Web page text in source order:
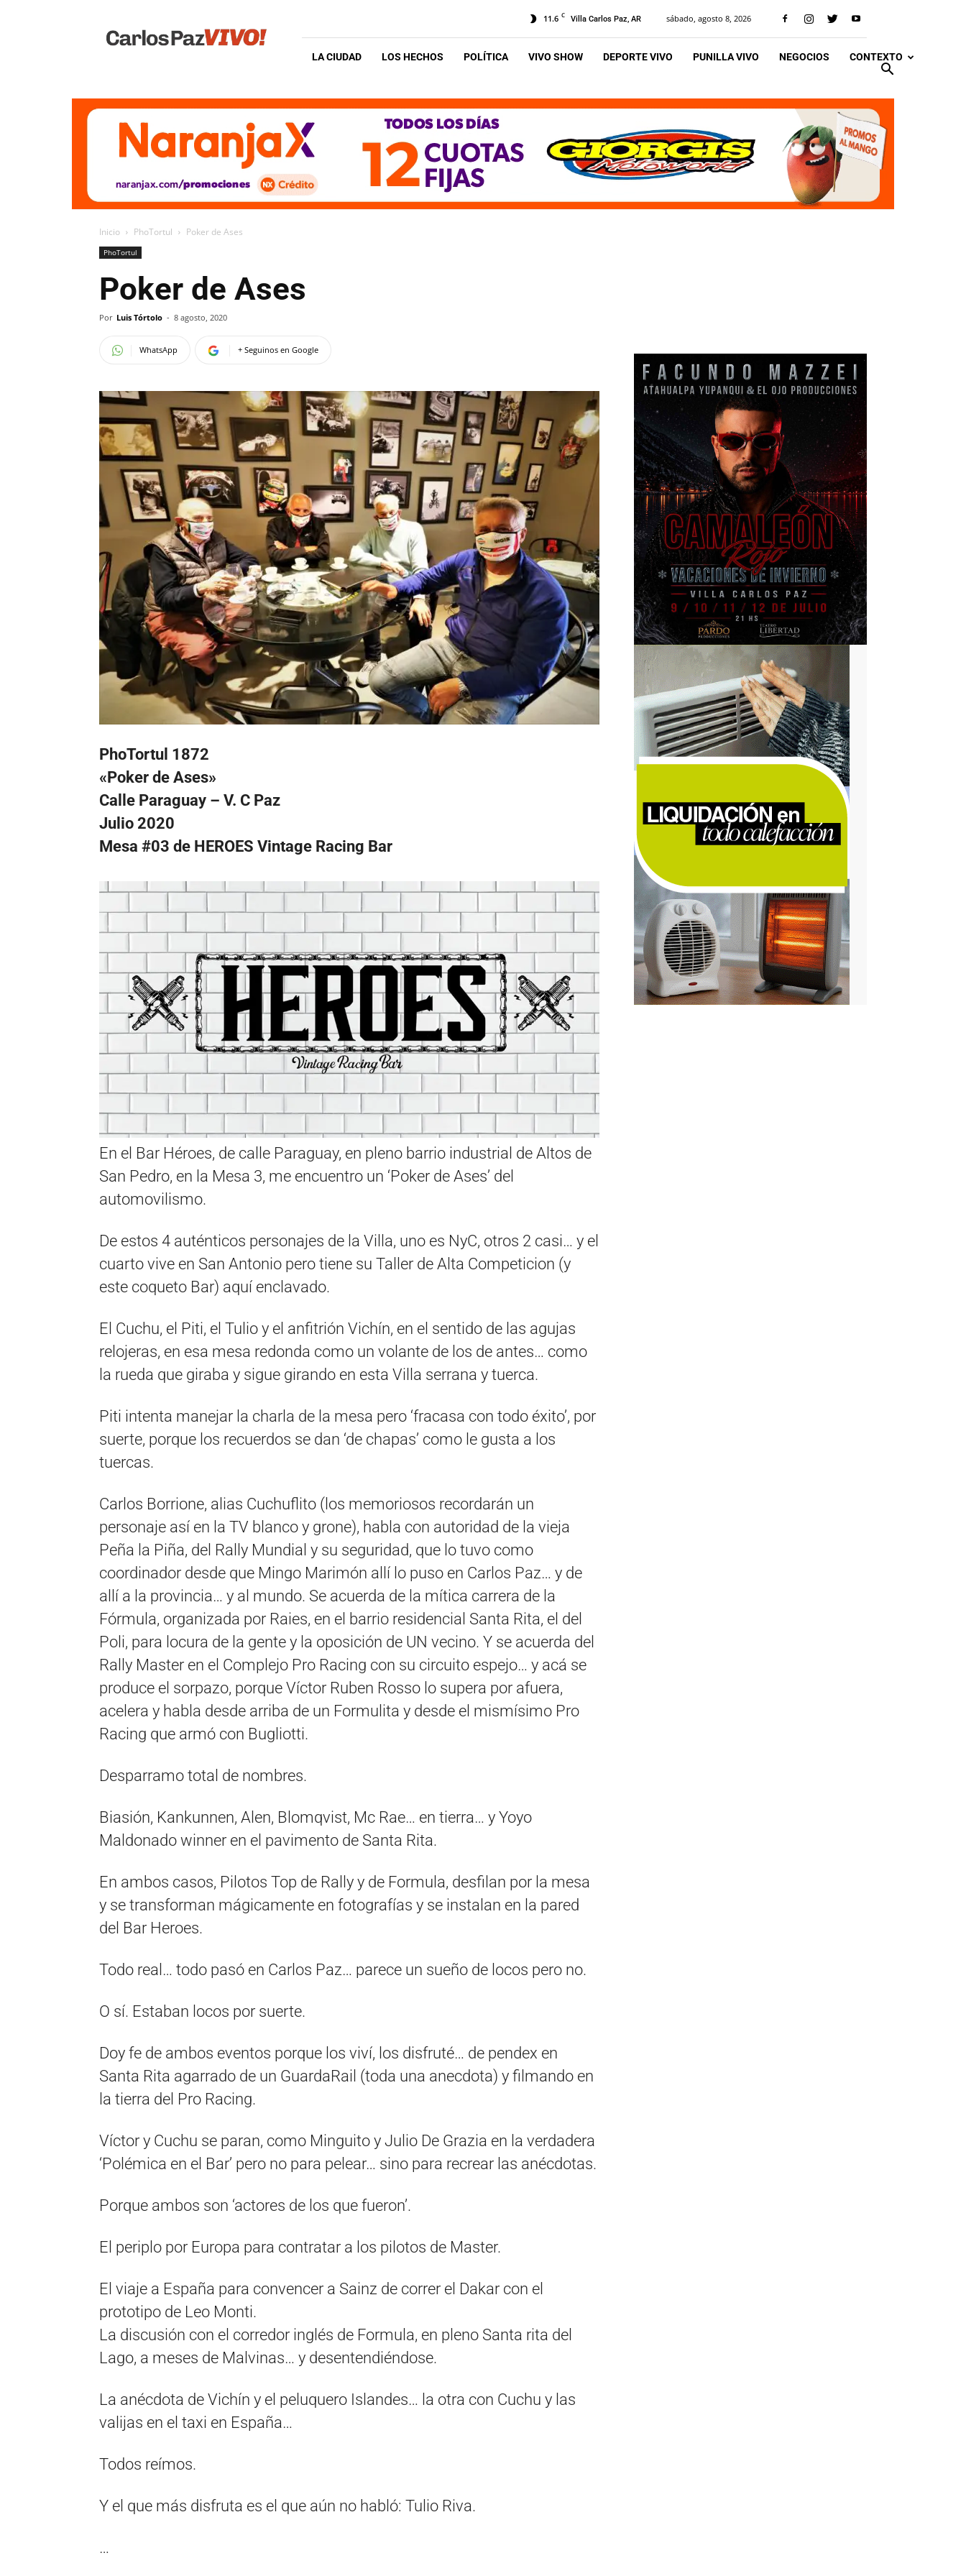
Vivo
11.6 C Villa Carlos Paz, AR sábado, agosto 8, 2026
LA CIUDAD LOS HECHOS POLÍTICA VIVO SHOW DEPORTE VIVO PUNILLA VIVO NEGOCIOS CONTEXTO
Inicio PhoTortul Poker de Ases
PhoTortul
Poker de Ases
Por Luis Tórtolo - 8 agosto, 2020
WhatsApp + Seguinos en Google
PhoTortul 1872
«Poker de Ases»
Calle Paraguay – V. C Paz
Julio 2020
Mesa #03 de HEROES Vintage Racing Bar
En el Bar Héroes, de calle Paraguay, en pleno barrio industrial de Altos de
San Pedro, en la Mesa 3, me encuentro un ‘Poker de Ases’ del
automovilismo.
De estos 4 auténticos personajes de la Villa, uno es NyC, otros 2 casi… y el
cuarto vive en San Antonio pero tiene su Taller de Alta Competicion (y
este coqueto Bar) aquí enclavado.
El Cuchu, el Piti, el Tulio y el anfitrión Vichín, en el sentido de las agujas
relojeras, en esa mesa redonda como un volante de los de antes… como
la rueda que giraba y sigue girando en esta Villa serrana y tuerca.
Piti intenta manejar la charla de la mesa pero ‘fracasa con todo éxito’, por
suerte, porque los recuerdos se dan ‘de chapas’ como le gusta a los
tuercas.
Carlos Borrione, alias Cuchuflito (los memoriosos recordarán un
personaje así en la TV blanco y grone), habla con autoridad de la vieja
Peña la Piña, del Rally Mundial y su seguridad, que lo tuvo como
coordinador desde que Mingo Marimón allí lo puso en Carlos Paz… y de
allí a la provincia… y al mundo. Se acuerda de la mítica carrera de la
Fórmula, organizada por Raies, en el barrio residencial Santa Rita, el del
Poli, para locura de la gente y la oposición de UN vecino. Y se acuerda del
Rally Master en el Complejo Pro Racing con su circuito espejo… y acá se
produce el sorpazo, porque Víctor Ruben Rosso lo supera por afuera,
acelera y habla desde arriba de un Formulita y desde el mismísimo Pro
Racing que armó con Bugliotti.
Desparramo total de nombres.
Biasión, Kankunnen, Alen, Blomqvist, Mc Rae… en tierra… y Yoyo
Maldonado winner en el pavimento de Santa Rita.
En ambos casos, Pilotos Top de Rally y de Formula, desfilan por la mesa
y se transforman mágicamente en fotografías y se instalan en la pared
del Bar Heroes.
Todo real… todo pasó en Carlos Paz… parece un sueño de locos pero no.
O sí. Estaban locos por suerte.
Doy fe de ambos eventos porque los viví, los disfruté… de pendex en
Santa Rita agarrado de un GuardaRail (toda una anecdota) y filmando en
la tierra del Pro Racing.
Víctor y Cuchu se paran, como Minguito y Julio De Grazia en la verdadera
‘Polémica en el Bar’ pero no para pelear… sino para recrear las anécdotas.
Porque ambos son ‘actores de los que fueron’.
El periplo por Europa para contratar a los pilotos de Master.
El viaje a España para convencer a Sainz de correr el Dakar con el
prototipo de Leo Monti.
La discusión con el corredor inglés de Formula, en pleno Santa rita del
Lago, a meses de Malvinas… y desentendiéndose.
La anécdota de Vichín y el peluquero Islandes… la otra con Cuchu y las
valijas en el taxi en España…
Todos reímos.
Y el que más disfruta es el que aún no habló: Tulio Riva.
…